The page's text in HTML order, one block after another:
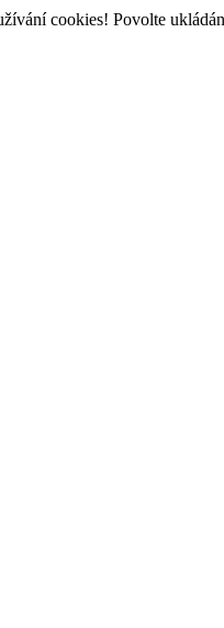
cookies! Povolte